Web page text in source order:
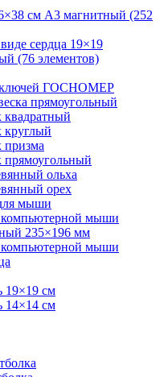
см А3 магнитный (252
сердца 19×19
(76 элементов)
ключей ГОСНОМЕР
прямоугольный
квадратный
круглый
призма
прямоугольный
ольха
орех
мыши
компьютерной мыши
235×196 мм
компьютерной мыши
19×19 см
14×14 см